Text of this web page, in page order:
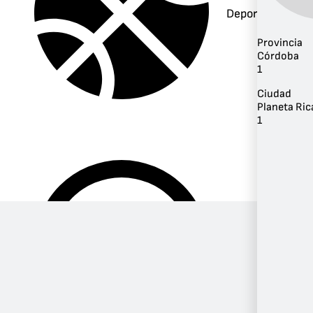
Deportes
Provincia
Córdoba
1
Ciudad
Planeta
1